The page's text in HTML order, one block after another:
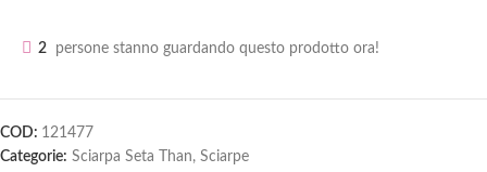
2 persone stanno guardando questo prodotto ora!
COD: 121477
Categorie: Sciarpa Seta Than, Sciarpe